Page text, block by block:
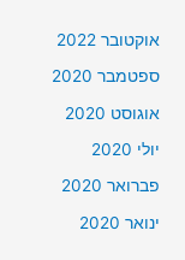
אוקטובר 2022
ספטמבר 2020
אוגוסט 2020
יולי 2020
פברואר 2020
ינואר 2020